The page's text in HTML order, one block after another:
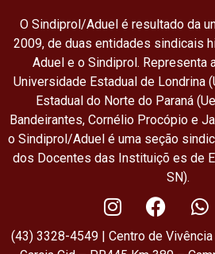
O Sindiprol/Aduel é resultado da
2009, de duas entidades sindicais
Aduel e o Sindiprol. Representa
Universidade Estadual de Londrina
Estadual do Norte do Paraná
Bandeirantes, Cornélio Procópio e
o Sindiprol/Aduel é uma seção
dos Docentes das Instituiçõ es de
SN).
(43) 3328-4549 | Centro de